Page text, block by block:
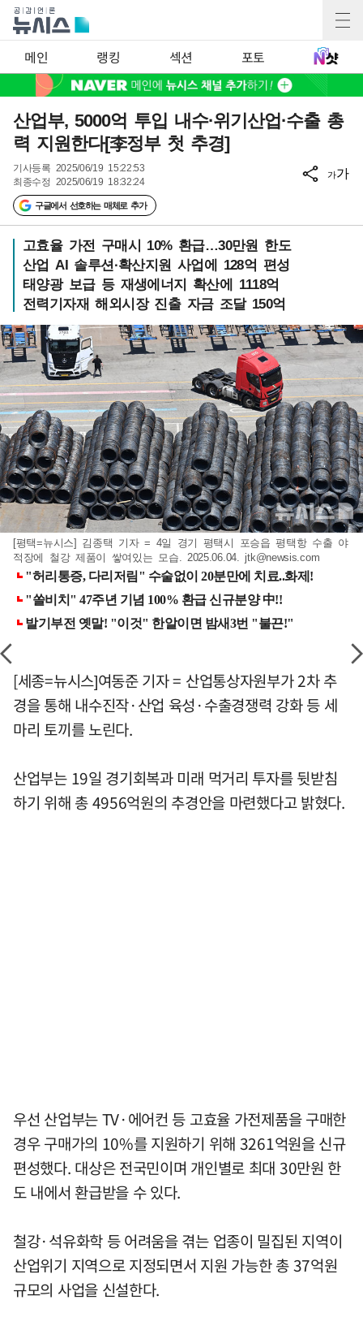
메인 랭킹 섹션 포토
산업부, 5000억 투입 내수·위기산업·수출 총
력 지원한다[李정부 첫 추경]
기사등록 2025/06/19 15:22:53
최종수정 2025/06/19 18:32:24
구글에서 선호하는 매체로 추가
가가
고효율 가전 구매시 10% 환급…30만원 한도
산업 AI 솔루션·확산지원 사업에 128억 편성
태양광 보급 등 재생에너지 확산에 1118억
전력기자재 해외시장 진출 자금 조달 150억
[평택=뉴시스] 김종택 기자 = 4일 경기 평택시 포승읍 평택항 수출 야
적장에 철강 제품이 쌓여있는 모습. 2025.06.04. jtk@newsis.com
[세종=뉴시스]여동준 기자 = 산업통상자원부가 2차 추
경을 통해 내수진작·산업 육성·수출경쟁력 강화 등 세
마리 토끼를 노린다.
산업부는 19일 경기회복과 미래 먹거리 투자를 뒷받침
하기 위해 총 4956억원의 추경안을 마련했다고 밝혔다.
우선 산업부는 TV·에어컨 등 고효율 가전제품을 구매한
경우 구매가의 10%를 지원하기 위해 3261억원을 신규
편성했다. 대상은 전국민이며 개인별로 최대 30만원 한
도 내에서 환급받을 수 있다.
철강·석유화학 등 어려움을 겪는 업종이 밀집된 지역이
산업위기 지역으로 지정되면서 지원 가능한 총 37억원
규모의 사업을 신설한다.